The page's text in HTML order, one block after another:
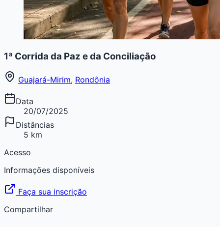
1ª Corrida da Paz e da Conciliação
Guajará-Mirim, Rondônia
Data
20/07/2025
Distâncias
5 km
Acesso
Informações disponíveis
Faça sua inscrição
Compartilhar